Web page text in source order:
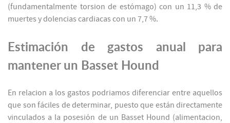
(fundamentalmente torsion de estómago) con un 11,3 % de
muertes y dolencias cardiacas con un 7,7 %.
Estimación de gastos anual para
mantener un Basset Hound
En relacion a los gastos podriamos diferenciar entre aquellos
que son fáciles de determinar, puesto que están directamente
vinculados a la posesión de un Basset Hound (alimentacion,